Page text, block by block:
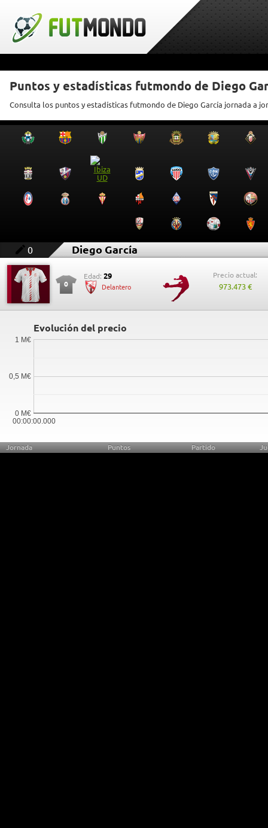
Puntos y estadísticas futmondo de Diego
Consulta los puntos y estadísticas futmondo de Diego García jornada a
0 Diego García
0
Edad: 29
Delantero
Precio actual:
973.473 €
Evolución del precio
00:00:00.000
0 M€
0,5 M€
1 M€
Jornada Puntos Partido